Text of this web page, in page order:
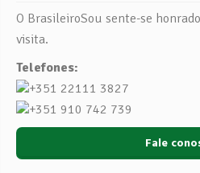
O BrasileiroSou sente-se
visita.
Telefones:
+351 22111 3827
+351 910 742 739
Fale